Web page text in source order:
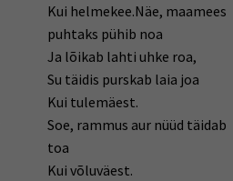
Kui helmekee.Näe, maamees
puhtaks pühib noa
Ja lõikab lahti uhke roa,
Su täidis purskab laia joa
Kui tulemäest.
Soe, rammus aur nüüd täidab
toa
Kui võluväest.